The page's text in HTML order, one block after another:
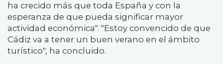
ha crecido más que toda España y con la
esperanza de que pueda significar mayor
actividad económica". "Estoy convencido de que
Cádiz va a tener un buen verano en el ámbito
turístico", ha concluido.